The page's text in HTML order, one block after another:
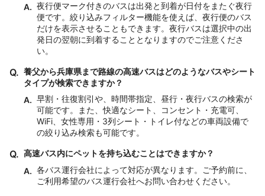
A. 夜行便マーク付きのバスは出発と到着が日付をまたぐ夜行
便です。絞り込みフィルター機能を使えば、夜行便のバス
だけを表示させることもできます。夜行バスは選択中の出
発日の翌朝に到着することとなりますのでご注意くださ
い。
Q. 養父から兵庫県まで路線の高速バスはどのようなバスやシート
タイプが検索できますか？
A. 早割・往復割引や、時間帯指定、昼行・夜行バスの検索が
可能です。また、快適なシート、コンセント・充電可、
WiFi、女性専用・3列シート・トイレ付などの車両設備で
の絞り込み検索も可能です。
Q. 高速バス内にペットを持ち込むことはできますか？
A. 各バス運行会社によって対応が異なります。ご予約前に、
ご利用希望のバス運行会社へお問い合わせください。